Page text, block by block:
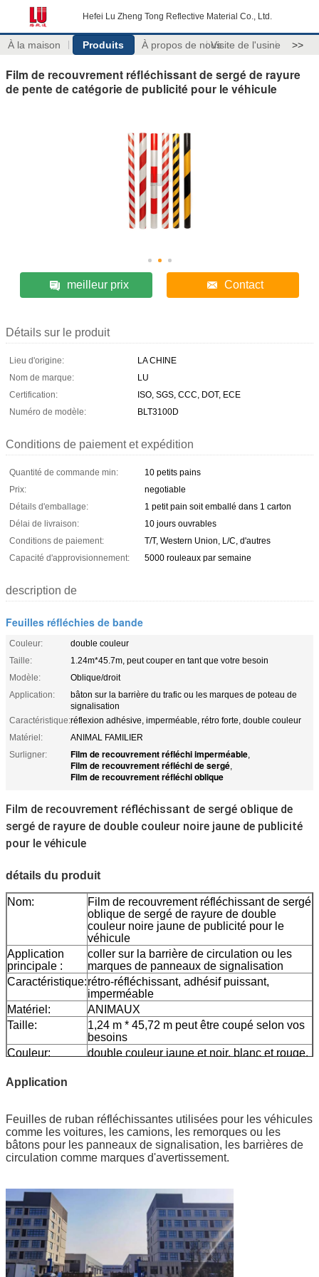
Hefei Lu Zheng Tong Reflective Material Co., Ltd.
À la maison Produits À propos de nousVisite de l'usine >>
Film de recouvrement réfléchissant de sergé de rayure
de pente de catégorie de publicité pour le véhicule
meilleur prix Contact
Détails sur le produit
Lieu d'origine:
LA CHINE
Nom de marque:
LU
Certification:
ISO, SGS, CCC, DOT, ECE
Numéro de modèle:
BLT3100D
Conditions de paiement et expédition
Quantité de commande min:
10 petits pains
Prix:
negotiable
Détails d'emballage:
1 petit pain soit emballé dans 1 carton
Délai de livraison:
10 jours ouvrables
Conditions de paiement:
T/T, Western Union, L/C, d'autres
Capacité d'approvisionnement:
5000 rouleaux par semaine
description de
Feuilles réfléchies de bande
Couleur:
double couleur
Taille:
1.24m*45.7m, peut couper en tant que votre besoin
Modèle:
Oblique/droit
Application:
bâton sur la barrière du trafic ou les marques de poteau de
signalisation
Caractéristique:réflexion adhésive, imperméable, rétro forte, double couleur
Matériel:
ANIMAL FAMILIER
Surligner:
Film de recouvrement réfléchi imperméable,
Film de recouvrement réfléchi de sergé,
Film de recouvrement réfléchi oblique
Film de recouvrement réfléchissant de sergé oblique de
sergé de rayure de double couleur noire jaune de publicité
pour le véhicule
détails du produit
Nom:
Film de recouvrement réfléchissant de sergé
oblique de sergé de rayure de double
couleur noire jaune de publicité pour le
véhicule
Application
principale :
coller sur la barrière de circulation ou les
marques de panneaux de signalisation
Caractéristique:rétro-réfléchissant, adhésif puissant,
imperméable
Matériel:
ANIMAUX
Taille:
1,24 m * 45,72 m peut être coupé selon vos
besoins
Couleur:
double couleur jaune et noir, blanc et rouge,
Emballage:
Livraison
7 jours, selon la quantité de commande
Application
Feuilles de ruban réfléchissantes utilisées pour les véhicules
comme les voitures, les camions, les remorques ou les
bâtons pour les panneaux de signalisation, les barrières de
circulation comme marques d'avertissement.